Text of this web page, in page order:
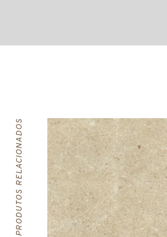
PRODUTOS RELACIONADOS